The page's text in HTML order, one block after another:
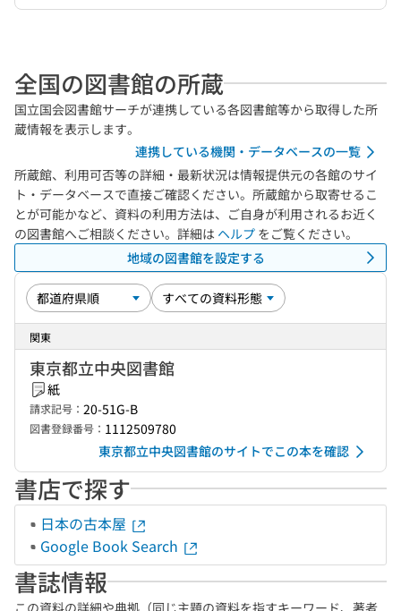
全国の図書館の所蔵
国立国会図書館サーチが連携している各図書館等から取得した所
蔵情報を表示します。
連携している機関・データベースの一覧
所蔵館、利用可否等の詳細・最新状況は情報提供元の各館のサイ
ト・データベースで直接ご確認ください。所蔵館から取寄せるこ
とが可能かなど、資料の利用方法は、ご自身が利用されるお近く
の図書館へご相談ください。詳細は ヘルプ をご覧ください。
地域の図書館を設定する
関東
東京都立中央図書館
紙
請求記号： 20-51G-B
図書登録番号： 1112509780
東京都立中央図書館のサイトでこの本を確認
書店で探す
日本の古本屋
Google Book Search
書誌情報
この資料の詳細や典拠（同じ主題の資料を指すキーワード、著者